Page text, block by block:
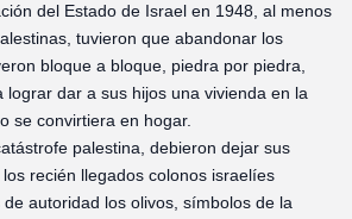
del Estado de Israel en 1948, al menos
tuvieron que abandonar los
bloque a bloque, piedra por piedra,
lograr dar a sus hijos una vivienda en la
se convirtiera en hogar.
palestina, debieron dejar sus
recién llegados colonos israelíes
autoridad los olivos, símbolos de la